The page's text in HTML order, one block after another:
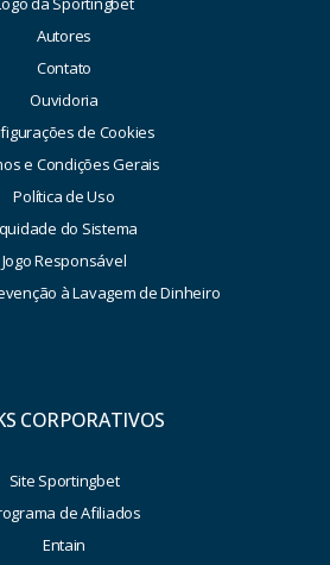
Autores
Contato
Ouvidoria
de Cookies
e Condições Gerais
Política de Uso
do Sistema
Jogo Responsável
à Lavagem de Dinheiro
CORPORATIVOS
Site Sportingbet
de Afiliados
Entain